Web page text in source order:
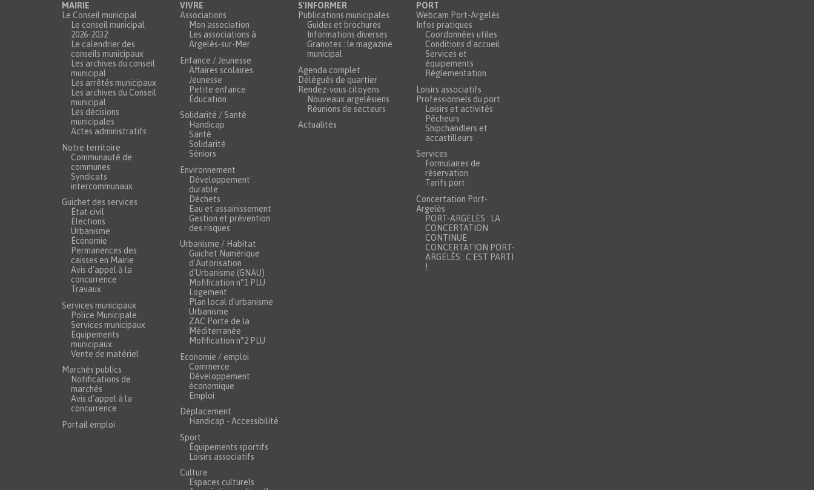
MAIRIE
Le Conseil municipal
Le conseil municipal
2026-2032
Le calendrier des
conseils municipaux
Les archives du conseil
municipal
Les arrêtés municipaux
Les archives du Conseil
municipal
Les décisions
municipales
Actes administratifs
Notre territoire
Communauté de
communes
Syndicats
intercommunaux
Guichet des services
État civil
Élections
Urbanisme
Économie
Permanences des
caisses en Mairie
Avis d'appel à la
concurrence
Travaux
Services municipaux
Police Municipale
Services municipaux
Équipements
municipaux
Vente de matériel
Marchés publics
Notifications de
marchés
Avis d'appel à la
concurrence
Portail emploi
VIVRE
Associations
Mon association
Les associations à
Argelès-sur-Mer
Enfance / Jeunesse
Affaires scolaires
Jeunesse
Petite enfance
Éducation
Solidarité / Santé
Handicap
Santé
Solidarité
Séniors
Environnement
Développement
durable
Déchets
Eau et assainissement
Gestion et prévention
des risques
Urbanisme / Habitat
Guichet Numérique
d'Autorisation
d'Urbanisme (GNAU)
Mofification n°1 PLU
Logement
Plan local d'urbanisme
Urbanisme
ZAC Porte de la
Méditerranée
Mofification n°2 PLU
Economie / emploi
Commerce
Développement
économique
Emploi
Déplacement
Handicap - Accessibilité
Sport
Équipements sportifs
Loisirs associatifs
Culture
Espaces culturels
S'INFORMER
Publications municipales
Guides et brochures
Informations diverses
Granotes : le magazine
municipal
Agenda complet
Délégués de quartier
Rendez-vous citoyens
Nouveaux argelésiens
Réunions de secteurs
Actualités
PORT
Webcam Port-Argelès
Infos pratiques
Coordonnées utiles
Conditions d'accueil
Services et
équipements
Réglementation
Loisirs associatifs
Professionnels du port
Loisirs et activités
Pêcheurs
Shipchandlers et
accastilleurs
Services
Formulaires de
réservation
Tarifs port
Concertation Port-
Argelès
PORT-ARGELÈS : LA
CONCERTATION
CONTINUE
CONCERTATION PORT-
ARGELÈS : C'EST PARTI
!